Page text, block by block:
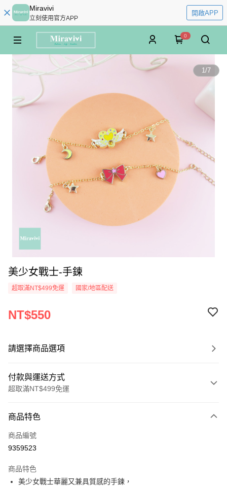
Miravivi
立刻使用官方APP
開啟APP
0
1/7
美少女戰士-手鍊
超取滿NT$499免運 國家/地區配送
NT$550
請選擇商品選項
付款與運送方式
超取滿NT$499免運
信用卡一次付款
超商取貨付款
Apple Pay
商品特色
商品編號
9359523
商品特色
美少女戰士華麗又兼具質感的手鍊，